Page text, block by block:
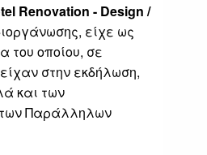
Renovation - Design /
είχε ως
του οποίου, σε
στην εκδήλωση,
και των
των Παράλληλων